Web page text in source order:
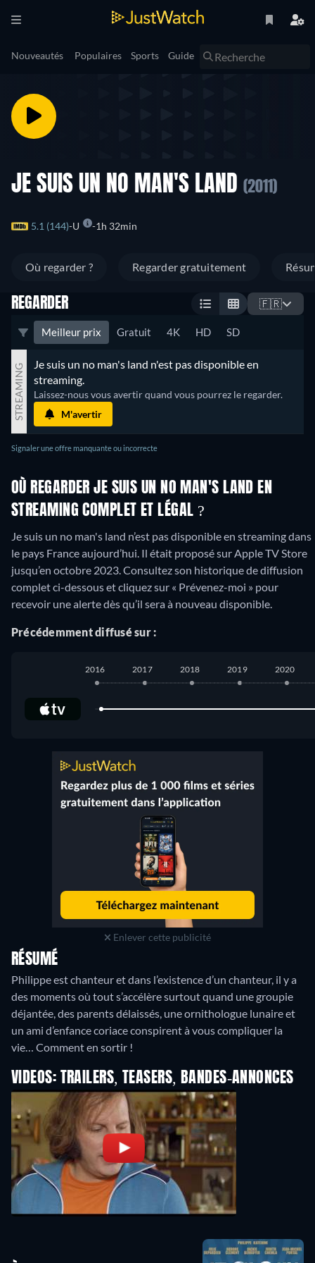
Nouveautés Populaires Sports Guide
JE SUIS UN NO MAN'S LAND (2011)
5.1 (144) U 1h 32min
Où regarder ? Regarder gratuitement
REGARDER 🇫🇷
Meilleur prix Gratuit 4K HD SD
STREAMING
Je suis un no man's land n'est pas disponible en
streaming.
Laissez-nous vous avertir quand vous pourrez le regarder.
M'avertir
Signaler une offre manquante ou incorrecte
OÙ REGARDER JE SUIS UN NO MAN'S LAND EN
STREAMING COMPLET ET LÉGAL ?
Je suis un no man's land n’est pas disponible en streaming dans
le pays France aujourd’hui. Il était proposé sur Apple TV Store
jusqu’en octobre 2023. Consultez son historique de diffusion
complet ci-dessous et cliquez sur « Prévenez-moi » pour
recevoir une alerte dès qu’il sera à nouveau disponible.
Précédemment diffusé sur :
2016 2017 2018 2019 2020
Enlever cette publicité
RÉSUMÉ
Philippe est chanteur et dans l’existence d’un chanteur, il y a
des moments où tout s’accélère surtout quand une groupie
déjantée, des parents délaissés, une ornithologue lunaire et
un ami d’enfance coriace conspirent à vous compliquer la
vie… Comment en sortir !
VIDEOS: TRAILERS, TEASERS, BANDES-ANNONCES